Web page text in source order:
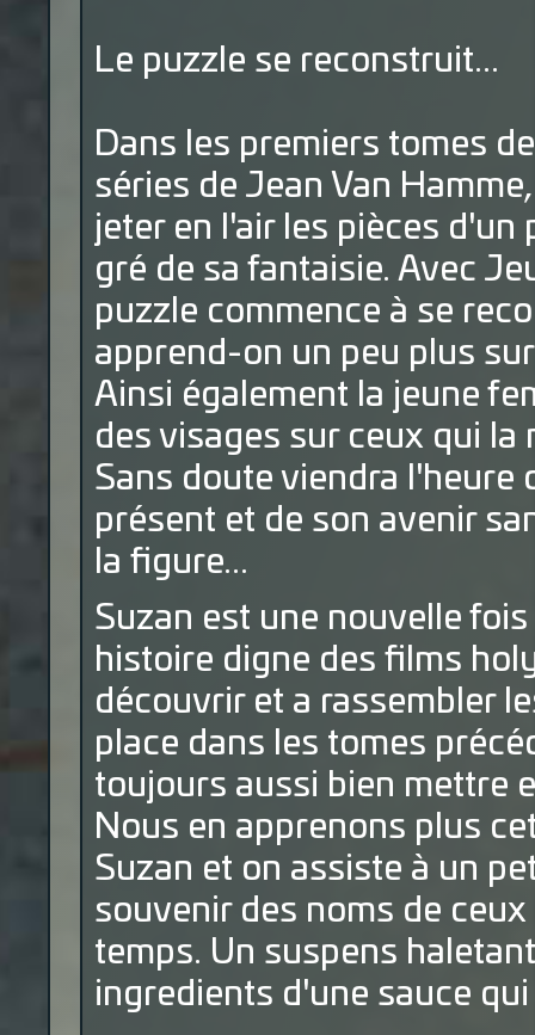
Le puzzle se reconstruit...
Dans les premiers tomes
séries de Jean Van
jeter en l'air les pièces d'un
gré de sa fantaisie. Avec
puzzle commence à se
apprend-on un peu plus
Ainsi également la jeune
des visages sur ceux qui
Sans doute viendra l'heure
présent et de son avenir
la figure...
Suzan est une nouvelle
histoire digne des films
découvrir et a rassembler
place dans les tomes
toujours aussi bien mettre
Nous en apprenons plus
Suzan et on assiste à un
souvenir des noms de
temps. Un suspens
ingredients d'une sauce